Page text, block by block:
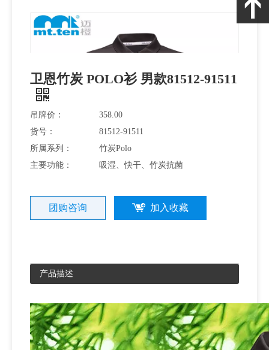
卫恩竹炭 POLO衫 男款81512-91511
吊牌价：
358.00
货号：
81512-91511
所属系列：
竹炭Polo
主要功能：
吸湿、快干、竹炭抗菌
团购咨询 加入收藏
产品描述
款
裤子下